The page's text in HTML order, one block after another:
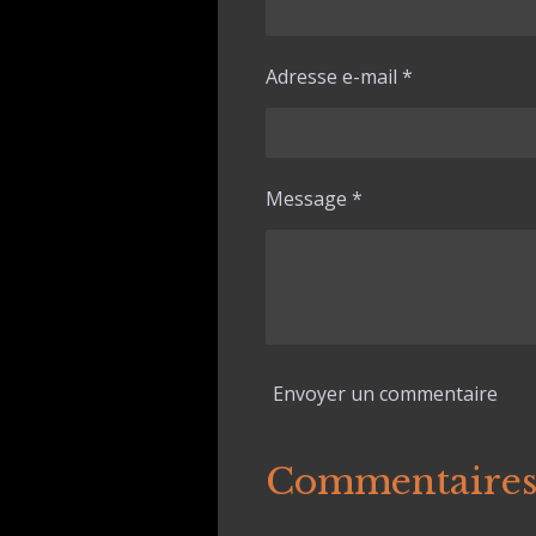
Adresse e-mail *
Message *
Envoyer un commentaire
Commentaires